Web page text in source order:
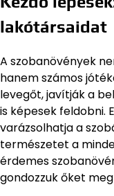
lakótársaidat
A szobanövények
hanem számos
levegőt, javítják a
is képesek feldobni.
varázsolhatja a
természetet a
érdemes
gondozzuk őket